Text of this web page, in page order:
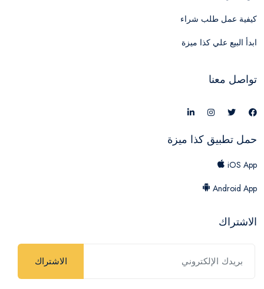
كيفية عمل طلب شراء
ابدأ البيع علي كذا ميزة
تواصل معنا
حمل تطبيق كذا ميزة
iOS App
Android App
الاشتراك
الاشتراك